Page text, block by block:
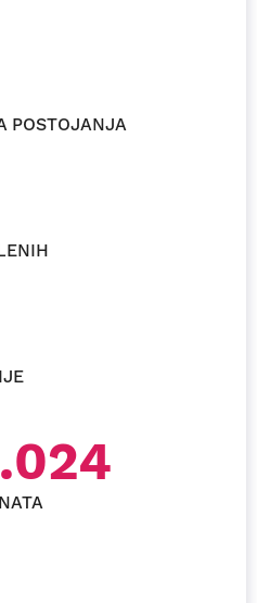
POSTOJANJA